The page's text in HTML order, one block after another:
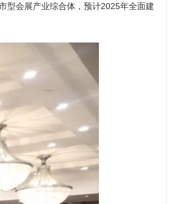
型会展产业综合体，预计2025年全面建